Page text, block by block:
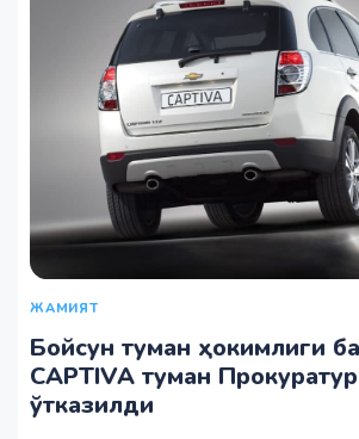
ЖАМИЯТ
Бойсун туман ҳокимлиги
CAPTIVA туман
ўтказилди